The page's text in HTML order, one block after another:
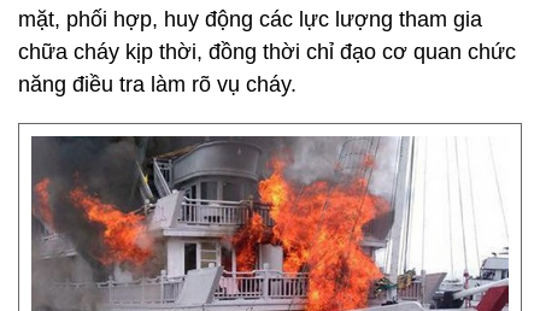
mặt, phối hợp, huy động các lực lượng tham gia
chữa cháy kịp thời, đồng thời chỉ đạo cơ quan chức
năng điều tra làm rõ vụ cháy.